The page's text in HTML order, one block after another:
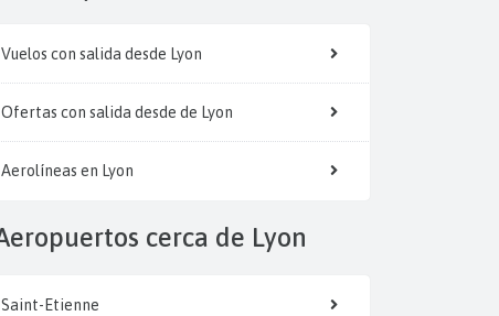
Vuelos con salida desde Lyon
Ofertas con salida desde de Lyon
Aerolíneas en Lyon
Aeropuertos cerca de Lyon
Saint-Etienne